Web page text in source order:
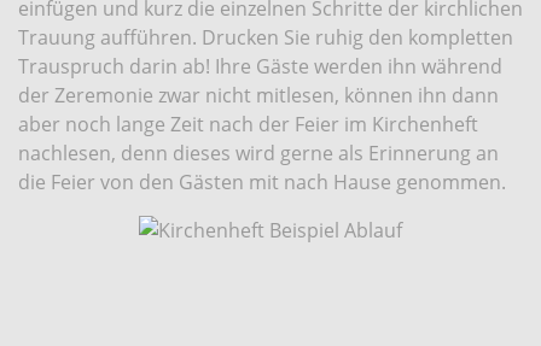
einfügen und kurz die einzelnen Schritte der kirchlichen
Trauung aufführen. Drucken Sie ruhig den kompletten
Trauspruch darin ab! Ihre Gäste werden ihn während
der Zeremonie zwar nicht mitlesen, können ihn dann
aber noch lange Zeit nach der Feier im Kirchenheft
nachlesen, denn dieses wird gerne als Erinnerung an
die Feier von den Gästen mit nach Hause genommen.